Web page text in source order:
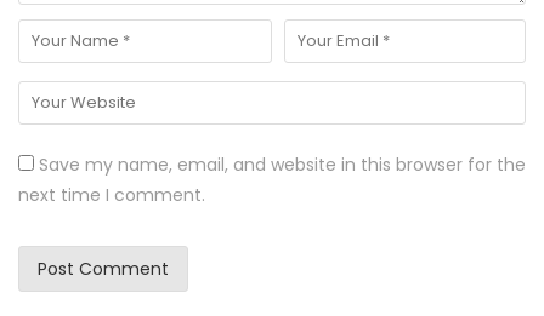
Save my name, email, and website in this browser for the
next time I comment.